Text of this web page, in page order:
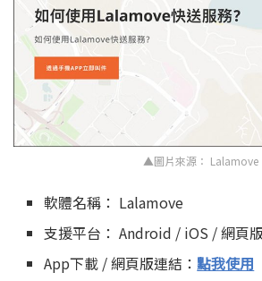
▲圖片來源： Lalamove
軟體名稱： Lalamove
支援平台： Android / iOS / 網頁版
App下載 / 網頁版連結：點我使用